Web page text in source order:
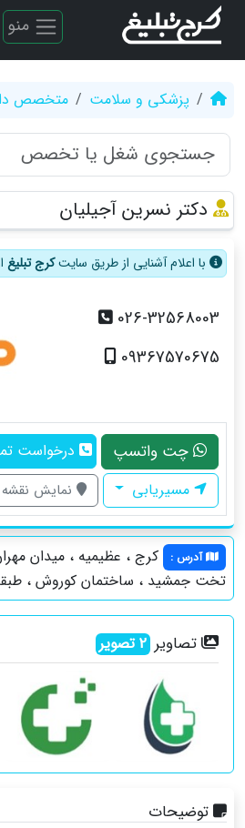
منو
پزشکی و سلامت متخصص
دکتر نسرین آجیلیان
با اعلام آشنایی از طریق سایتکرج تبلیغ
026-32568003
09367570675
چت واتسپ درخواست
مسیریابی
نمایش نقشه
آدرس :
کرج ، عظیمیه ، میدان
تخت جمشید ، ساختمان کوروش ، طبقه 5 ، واحد
تصاویر 2تصویر
توضیحات